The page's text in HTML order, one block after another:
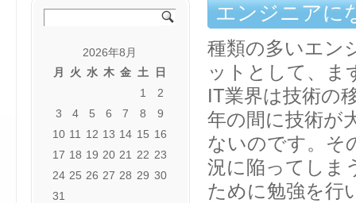
エンジニアに
種類の多いエン
ットとして、ま
IT業界は技術の
年の間に技術が
ないのです。そ
況に陥ってしま
ために勉強を行
2026年8月
月
火 水 木 金 土
日
1
2
3
4 5 6 7 8
9
10 11 12 13 14 15 16
17 18 19 20 21 22 23
24 25 26 27 28 29 30
31